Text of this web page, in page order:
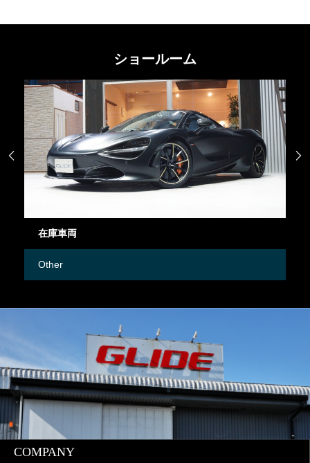
ショールーム
在庫車両
Other
 
COMPANY